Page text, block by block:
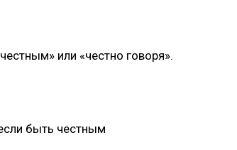
или «честно говоря».
быть честным